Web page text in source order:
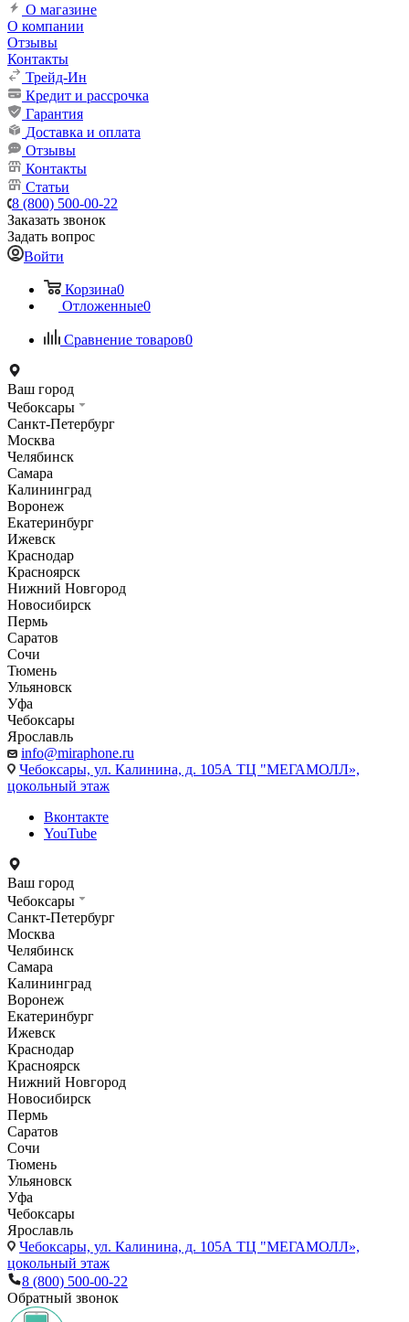
О магазине
О компании
Отзывы
Контакты
Трейд-Ин
Кредит и рассрочка
Гарантия
Доставка и оплата
Отзывы
Контакты
Статьи
8 (800) 500-00-22
Заказать звонок
Задать вопрос
Войти
Корзина0
Отложенные0
Сравнение товаров0
Ваш город
Чебоксары
Санкт-Петербург
Москва
Челябинск
Самара
Калининград
Воронеж
Екатеринбург
Ижевск
Краснодар
Красноярск
Нижний Новгород
Новосибирск
Пермь
Саратов
Сочи
Тюмень
Ульяновск
Уфа
Чебоксары
Ярославль
info@miraphone.ru
Чебоксары, ул. Калинина, д. 105А ТЦ "МЕГАМОЛЛ»,
цокольный этаж
Вконтакте
YouTube
Ваш город
Чебоксары
Санкт-Петербург
Москва
Челябинск
Самара
Калининград
Воронеж
Екатеринбург
Ижевск
Краснодар
Красноярск
Нижний Новгород
Новосибирск
Пермь
Саратов
Сочи
Тюмень
Ульяновск
Уфа
Чебоксары
Ярославль
Чебоксары, ул. Калинина, д. 105А ТЦ "МЕГАМОЛЛ»,
цокольный этаж
8 (800) 500-00-22
Обратный звонок